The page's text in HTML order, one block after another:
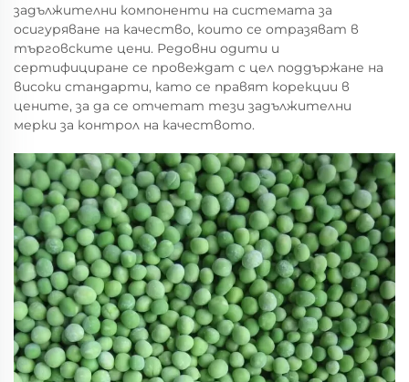
задължителни компоненти на системата за
осигуряване на качество, които се отразяват в
търговските цени. Редовни одити и
сертифициране се провеждат с цел поддържане на
високи стандарти, като се правят корекции в
цените, за да се отчетат тези задължителни
мерки за контрол на качеството.